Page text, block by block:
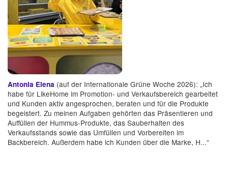
Antonia Elena (auf der Internationale Grüne Woche 2026): „Ich
habe für LikeHome im Promotion- und Verkaufsbereich gearbeitet
und Kunden aktiv angesprochen, beraten und für die Produkte
begeistert. Zu meinen Aufgaben gehörten das Präsentieren und
Auffüllen der Hummus-Produkte, das Sauberhalten des
Verkaufsstands sowie das Umfüllen und Vorbereiten im
Backbereich. Außerdem habe ich Kunden über die Marke, H...“